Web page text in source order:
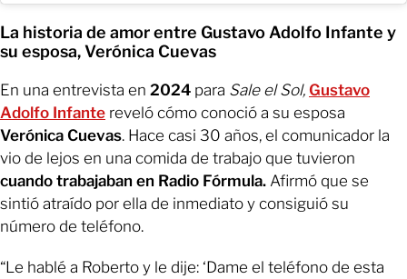
La historia de amor entre Gustavo Adolfo Infante y
su esposa, Verónica Cuevas
En una entrevista en 2024 para Sale el Sol, Gustavo
Adolfo Infante reveló cómo conoció a su esposa
Verónica Cuevas. Hace casi 30 años, el comunicador la
vio de lejos en una comida de trabajo que tuvieron
cuando trabajaban en Radio Fórmula. Afirmó que se
sintió atraído por ella de inmediato y consiguió su
número de teléfono.
“Le hablé a Roberto y le dije: ‘Dame el teléfono de esta